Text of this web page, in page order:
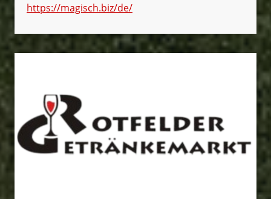
https://magisch.biz/de/